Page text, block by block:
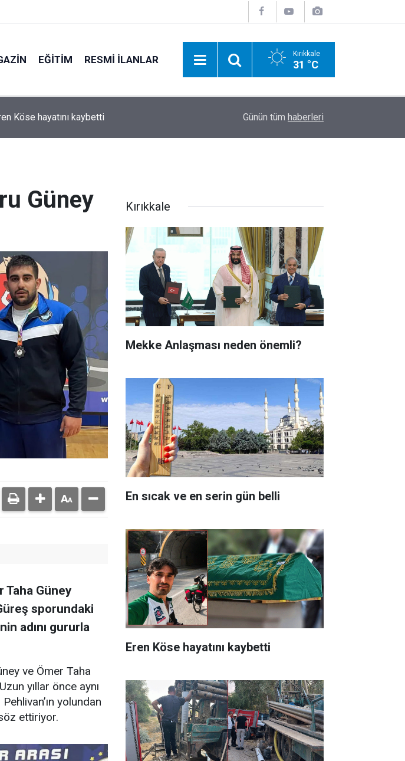
EĞITIM RESMI İLANLAR Kırıkkale
31 °C
Köse hayatını kaybetti Kırıkkale'de sondaj çalışması sevindirdi: Suya
Günün tüm haberleri
Güney
Taha Güney
sporundaki
adını gururla
ve Ömer Taha
yıllar önce aynı
yolundan
ettiriyor.
Kırıkkale
Mekke Anlaşması neden önemli?
En sıcak ve en serin gün belli
Eren Köse hayatını kaybetti